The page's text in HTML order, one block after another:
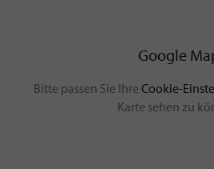
Google
Bitte passen Sie Ihre Cookie-
Karte sehen zu